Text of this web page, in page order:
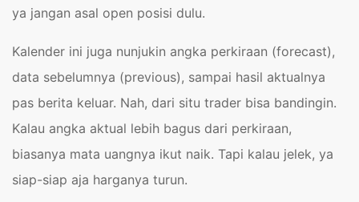
ya jangan asal open posisi dulu.
Kalender ini juga nunjukin angka perkiraan (forecast),
data sebelumnya (previous), sampai hasil aktualnya
pas berita keluar. Nah, dari situ trader bisa bandingin.
Kalau angka aktual lebih bagus dari perkiraan,
biasanya mata uangnya ikut naik. Tapi kalau jelek, ya
siap-siap aja harganya turun.